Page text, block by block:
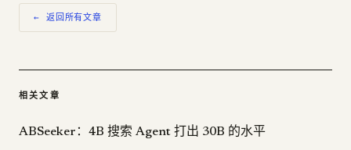
← 返回所有文章
相关文章
ABSeeker：4B 搜索 Agent 打出 30B 的水平